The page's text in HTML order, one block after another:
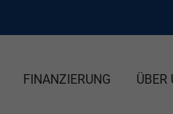
FINANZIERUNG ÜBER